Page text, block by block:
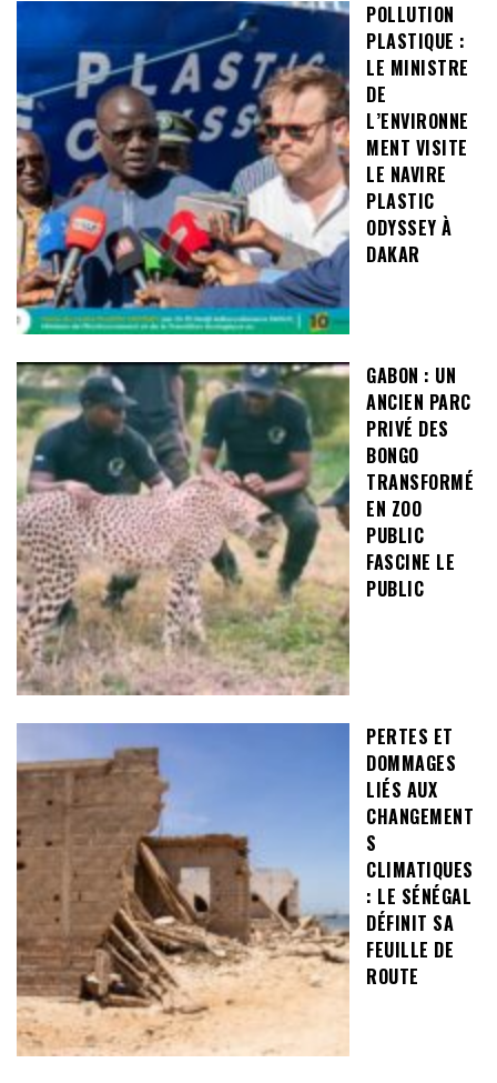
POLLUTION
PLASTIQUE :
LE MINISTRE
DE
L’ENVIRONNE
MENT VISITE
LE NAVIRE
PLASTIC
ODYSSEY À
DAKAR
GABON : UN
ANCIEN PARC
PRIVÉ DES
BONGO
TRANSFORMÉ
EN ZOO
PUBLIC
FASCINE LE
PUBLIC
PERTES ET
DOMMAGES
LIÉS AUX
CHANGEMENT
S
CLIMATIQUES
: LE SÉNÉGAL
DÉFINIT SA
FEUILLE DE
ROUTE